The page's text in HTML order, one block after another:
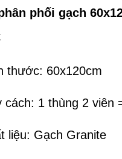
phối gạch
thước: 60x120cm
cách: 1 thùng 2 viên
liệu: Gạch Granite